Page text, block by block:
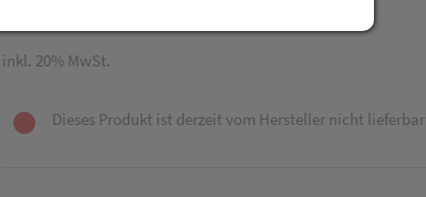
inkl. 20% MwSt.
Dieses Produkt ist derzeit vom Hersteller nicht lieferbar